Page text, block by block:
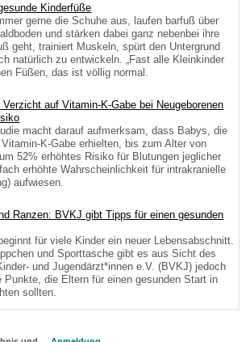
Kinderfüße
gerne die Schuhe aus, laufen barfuß über
und stärken dabei ganz nebenbei ihre
geht, trainiert Muskeln, spürt den Untergrund
natürlich zu entwickeln. „Fast alle Kleinkinder
Füßen, das ist völlig normal.
auf Vitamin-K-Gabe bei Neugeborenen
macht darauf aufmerksam, dass Babys, die
K-Gabe erhielten, bis zum Alter von
52% erhöhtes Risiko für Blutungen jeglicher
erhöhte Wahrscheinlichkeit für intrakranielle
aufwiesen.
Ranzen: BVKJ gibt Tipps für einen gesunden
für viele Kinder ein neuer Lebensabschnitt.
und Sporttasche gibt es aus Sicht des
und Jugendärzt*innen e.V. (BVKJ) jedoch
Punkte, die Eltern für einen gesunden Start in
sollten.